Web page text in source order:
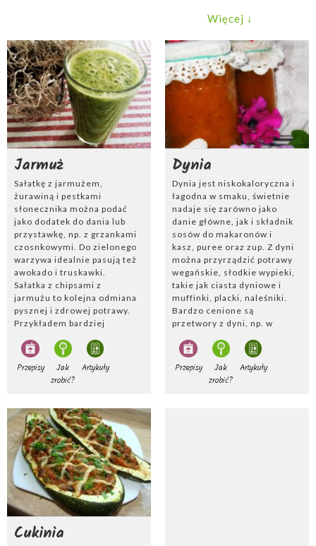
prebiotyk. Roślina wspomaga oczyszczanie organizmu z
toksyn i niepotrzebnych produktów przemiany materii.
Dodatkowo stymuluje wydzielanie żółci w wątrobie oraz
soku żołądkowego w żołądku. Cykorię można jeść na
surowo, np. wsałatkach, surówce lub z dodatkiem
łososia. Warzywo dobrze smakuje podane na ciepło.
Cykorię warto zapiec w piekarniku, np. z dodatkiem
mięsa, żółtego sera lub sosu serowego.
Cykoria
zapiekana z pieczarkami, szpinakiem i serem, zupa z
cykorii czy polędwiczki w cykorii z szynką szwarcwaldzką
to pomysły na smaczny obiad.
Więcej ↓
Jarmuż
Sałatkę z jarmużem,
żurawiną i pestkami
słonecznika można podać
jako dodatek do dania lub
przystawkę, np. z grzankami
czosnkowymi. Do zielonego
warzywa idealnie pasują też
awokado i truskawki.
Sałatka z chipsami z
jarmużu to kolejna odmiana
pysznej i zdrowej potrawy.
Przykładem bardziej
wykorzystaniem warzywa
jest zupa gotowana m.in. z
cebulą, jabłkiem. Makarony
dodaje się czosnek, migdały
i parmezan.
Przepisy
Jak
zrobić?
Artykuły
Dynia
Dynia jest niskokaloryczna i
łagodna w smaku, świetnie
nadaje się zarówno jako
danie główne, jak i składnik
sosów do makaronów i
kasz, puree oraz zup. Z dyni
można przyrządzić potrawy
wegańskie, słodkie wypieki,
takie jak ciasta dyniowe i
muffinki, placki, naleśniki.
Bardzo cenione są
przetwory z dyni, np. w
pasują do niej ser feta,
świeżo mielony pieprz,
rozmaryn i słodka papryka
Przepisy
Jak
zrobić?
Artykuły
Cukinia